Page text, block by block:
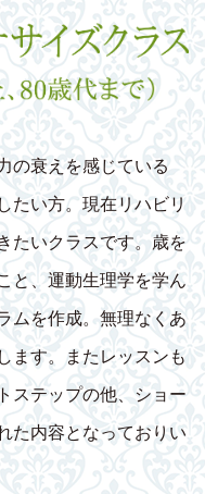
の衰えを感じている
たい方。現在リハビリ
たいクラスです。歳を
と、運動生理学を学ん
ムを作成。無理なくあ
ます。またレッスンも
ステップの他、ショー
た内容となっておりい